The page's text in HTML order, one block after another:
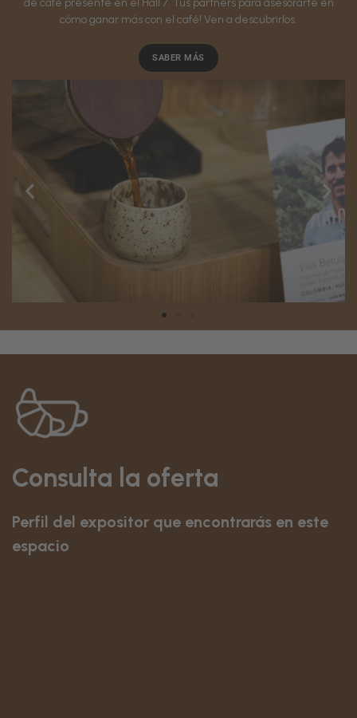
de café presente en el Hall 7. Tus partners para asesorarte en
cómo ganar más con el café! Ven a descubrirlos.
SABER MÁS
Consulta la oferta
Perfil del expositor que encontrarás en este
espacio